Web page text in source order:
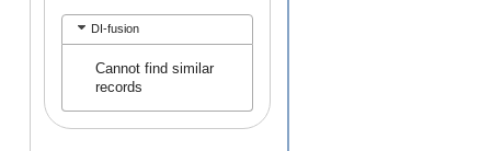
DI-fusion
Cannot find similar
records